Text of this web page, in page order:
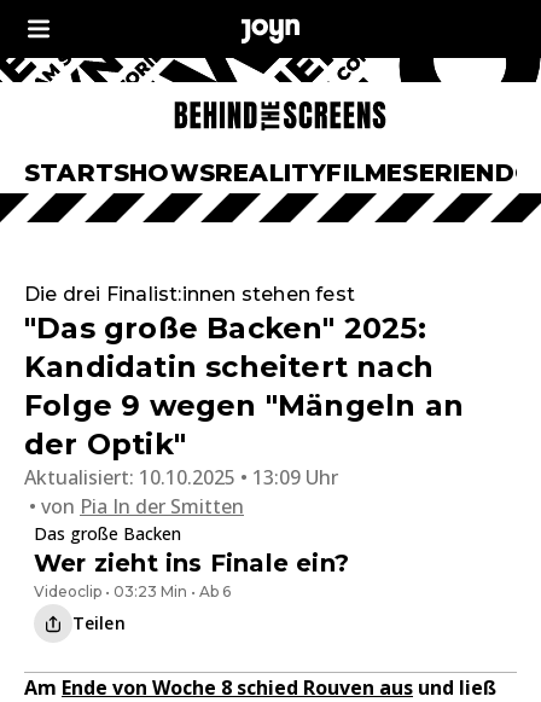
STARTSHOWSREALITYFILMESERIEN
Die drei Finalist:innen stehen fest
"Das große Backen" 2025:
Kandidatin scheitert nach
Folge 9 wegen "Mängeln an
der Optik"
Aktualisiert: 10.10.2025 • 13:09 Uhr
von Pia In der Smitten
Das große Backen
Wer zieht ins Finale ein?
Videoclip • 03:23 Min • Ab 6
Teilen
Am Ende von Woche 8 schied Rouven aus und ließ